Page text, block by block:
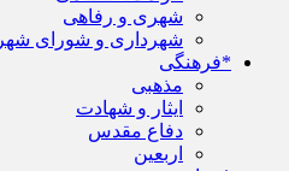
شهری و رفاهی
شهرداری و شورای شهر
*فرهنگی
مذهبی
ایثار و شهادت
دفاع مقدس
اربعین